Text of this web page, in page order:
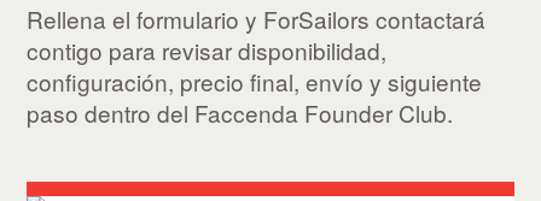
Rellena el formulario y ForSailors contactará
contigo para revisar disponibilidad,
configuración, precio final, envío y siguiente
paso dentro del Faccenda Founder Club.